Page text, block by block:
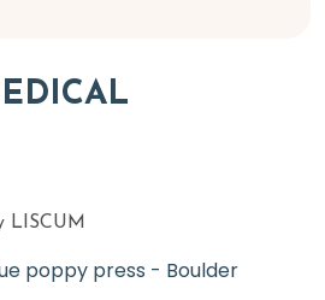
LISCUM
poppy press - Boulder